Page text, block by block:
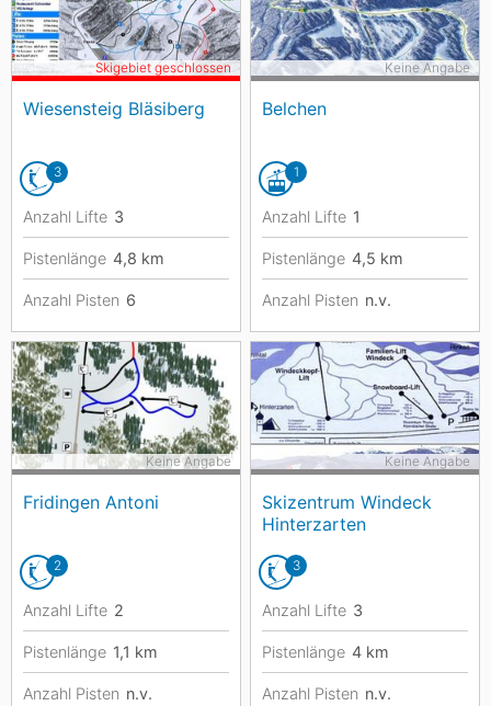
Wiesensteig Bläsiberg
Skigebiet geschlossen
3
Anzahl Lifte 3
Pistenlänge 4,8 km
Anzahl Pisten 6
Belchen
Keine Angabe
1
Anzahl Lifte 1
Pistenlänge 4,5 km
Anzahl Pisten n.v.
Fridingen Antoni
Keine Angabe
2
Anzahl Lifte 2
Pistenlänge 1,1 km
Anzahl Pisten n.v.
Skizentrum Windeck
Hinterzarten
Keine Angabe
3
Anzahl Lifte 3
Pistenlänge 4 km
Anzahl Pisten n.v.